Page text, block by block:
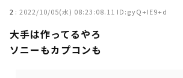
2 : 2022/10/05(水) 08:23:08.11 ID:gyQ+IE9+d
大手は作ってるやろ
ソニーもカプコンも